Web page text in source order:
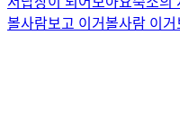
볼사람보고 이거볼사람 이거